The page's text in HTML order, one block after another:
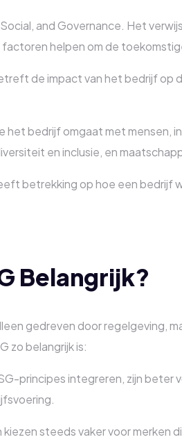
and Governance. Het
helpen om de
de impact van het bedrijf op
het bedrijf omgaat met mensen,
en inclusie, en
betrekking op hoe een bedrijf
Belangrijk?
gedreven door regelgeving,
zo belangrijk is:
principes integreren, zijn beter
steeds vaker voor merken